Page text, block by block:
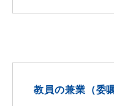
教員の兼業（委